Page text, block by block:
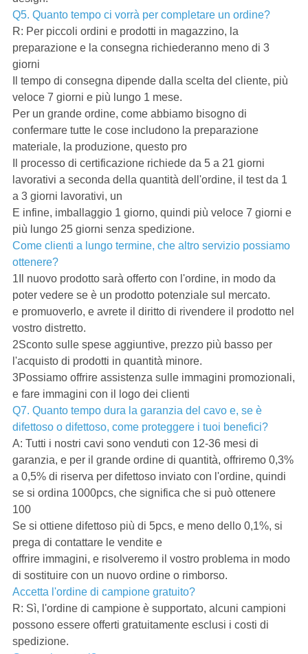
Q5. Quanto tempo ci vorrà per completare un ordine?
R: Per piccoli ordini e prodotti in magazzino, la
preparazione e la consegna richiederanno meno di 3
giorni
Il tempo di consegna dipende dalla scelta del cliente, più
veloce 7 giorni e più lungo 1 mese.
Per un grande ordine, come abbiamo bisogno di
confermare tutte le cose includono la preparazione
materiale, la produzione, questo pro
Il processo di certificazione richiede da 5 a 21 giorni
lavorativi a seconda della quantità dell'ordine, il test da 1
a 3 giorni lavorativi, un
E infine, imballaggio 1 giorno, quindi più veloce 7 giorni e
più lungo 25 giorni senza spedizione.
Come clienti a lungo termine, che altro servizio possiamo
ottenere?
1Il nuovo prodotto sarà offerto con l'ordine, in modo da
poter vedere se è un prodotto potenziale sul mercato.
e promuoverlo, e avrete il diritto di rivendere il prodotto nel
vostro distretto.
2Sconto sulle spese aggiuntive, prezzo più basso per
l'acquisto di prodotti in quantità minore.
3Possiamo offrire assistenza sulle immagini promozionali,
e fare immagini con il logo dei clienti
Q7. Quanto tempo dura la garanzia del cavo e, se è
difettoso o difettoso, come proteggere i tuoi benefici?
A: Tutti i nostri cavi sono venduti con 12-36 mesi di
garanzia, e per il grande ordine di quantità, offriremo 0,3%
a 0,5% di riserva per difettoso inviato con l'ordine, quindi
se si ordina 1000pcs, che significa che si può ottenere
100
Se si ottiene difettoso più di 5pcs, e meno dello 0,1%, si
prega di contattare le vendite e
offrire immagini, e risolveremo il vostro problema in modo
di sostituire con un nuovo ordine o rimborso.
Accetta l'ordine di campione gratuito?
R: Sì, l'ordine di campione è supportato, alcuni campioni
possono essere offerti gratuitamente esclusi i costi di
spedizione.